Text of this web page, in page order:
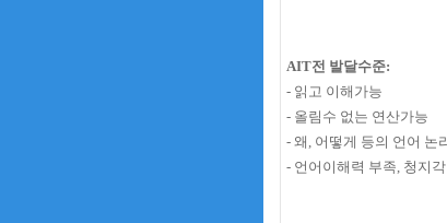
AIT전 발달수준:
- 읽고 이해가능
- 올림수 없는 연산가능
- 왜, 어떻게 등의 언어 논
- 언어이해력 부족, 청지